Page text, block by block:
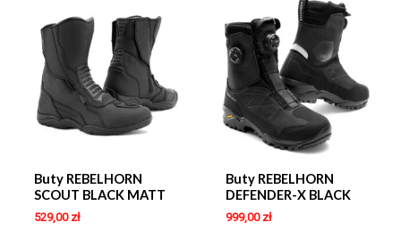
Buty REBELHORN
SCOUT BLACK MATT
529,00 zł
Buty REBELHORN
DEFENDER-X BLACK
999,00 zł